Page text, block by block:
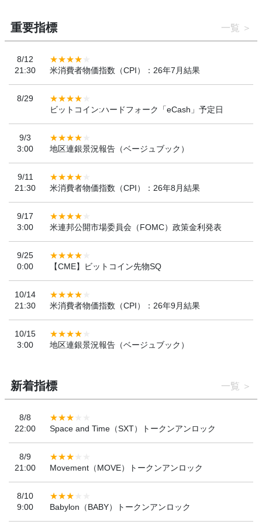
重要指標 一覧
8/12
21:30
米消費者物価指数（CPI）：26年7月結果
8/29
ビットコイン:ハードフォーク「eCash」予定日
9/3
3:00
地区連銀景況報告（ベージュブック）
9/11
21:30
米消費者物価指数（CPI）：26年8月結果
9/17
3:00
米連邦公開市場委員会（FOMC）政策金利発表
9/25
0:00
【CME】ビットコイン先物SQ
10/14
21:30
米消費者物価指数（CPI）：26年9月結果
10/15
3:00
地区連銀景況報告（ベージュブック）
新着指標 一覧
8/8
22:00
Space and Time（SXT）トークンアンロック
8/9
21:00
Movement（MOVE）トークンアンロック
8/10
9:00
Babylon（BABY）トークンアンロック